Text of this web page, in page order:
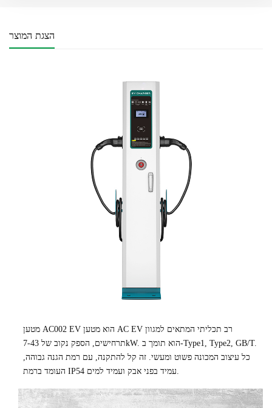
הצגת המוצר
מטען AC002 EV הוא מטען AC EV רב תכליתי המתאים למגוון
תרחישים, הספק נקוב של 7-43kW. הוא תומך ב-Type1, Type2, GB/T.
כל עיצוב המכונה פשוט ומעשי. זה קל להתקנה, עם רמת הגנה גבוהה,
העומד ברמת IP54 עמיד בפני אבק ועמיד למים.